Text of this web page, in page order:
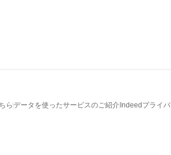
ら データを使ったサービスのご紹介 Indeedプライ